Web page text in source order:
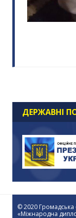
ДЕРЖАВНІ
© 2020 Громадська
«Міжнародна